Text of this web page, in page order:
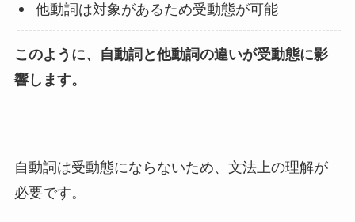
他動詞は対象があるため受動態が可能
このように、自動詞と他動詞の違いが受動態に影
響します。
自動詞は受動態にならないため、文法上の理解が
必要です。